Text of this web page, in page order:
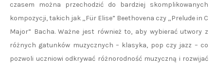
czasem można przechodzić do bardziej skomplikowanych
kompozycji, takich jak „Für Elise” Beethovena czy „Prelude in C
Major” Bacha. Ważne jest również to, aby wybierać utwory z
różnych gatunków muzycznych – klasyka, pop czy jazz – co
pozwoli uczniowi odkrywać różnorodność muzyczną i rozwijać